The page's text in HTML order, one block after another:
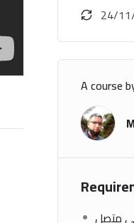
24/
A course
متصل